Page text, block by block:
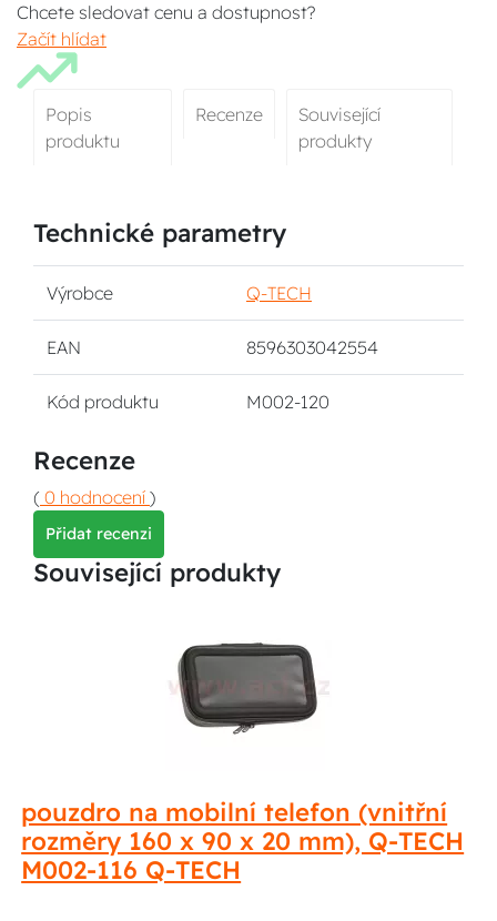
Chcete sledovat cenu a dostupnost?
Začít hlídat
Popis
produktu
Recenze
Související
produkty
Technické parametry
Výrobce Q-TECH
EAN 8596303042554
Kód produktu M002-120
Recenze
( 0 hodnocení )
Přidat recenzi
Související produkty
pouzdro na mobilní telefon (vnitřní
rozměry 160 x 90 x 20 mm), Q-TECH
M002-116 Q-TECH